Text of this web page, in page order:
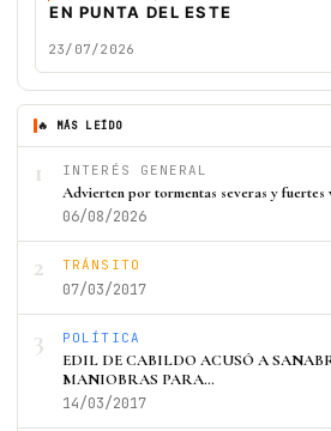
EN PUNTA DEL ESTE
23/07/2026
🔥 MÁS LEÍDO
1 INTERÉS GENERAL
Advierten por tormentas severas y
06/08/2026
2 TRÁNSITO
07/03/2017
3 POLÍTICA
EDIL DE CABILDO ACUSÓ A
MANIOBRAS PARA…
14/03/2017